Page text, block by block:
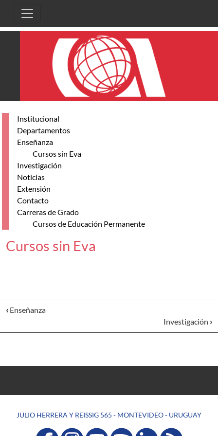
Institucional
Departamentos
Enseñanza
Cursos sin Eva
Investigación
Noticias
Extensión
Contacto
Carreras de Grado
Cursos de Educación Permanente
Cursos sin Eva
‹ Enseñanza
Investigación ›
JULIO HERRERA Y REISSIG 565 - MONTEVIDEO - URUGUAY